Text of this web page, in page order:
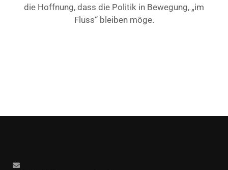
die Hoffnung, dass die Politik in Bewegung, „im
Fluss“ bleiben möge.